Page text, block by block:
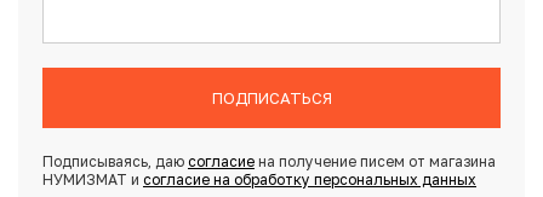
ПОДПИСАТЬСЯ
Подписываясь, даю согласиена получение писем от магазина
НУМИЗМАТ и согласие на обработку персональных данных